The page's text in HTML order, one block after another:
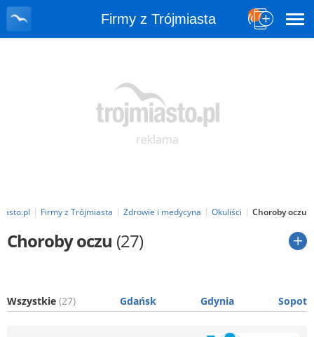
Firmy z Trójmiasta
Firmy z Trójmiasta Zdrowie i medycyna Okuliści Choroby oczu
Choroby oczu (27)
Wszystkie (27) Gdańsk Gdynia Sopot